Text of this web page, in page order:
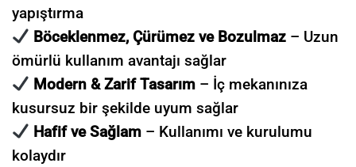
yapıştırma
Böceklenmez, Çürümez ve Bozulmaz– Uzun
ömürlü kullanım avantajı sağlar
Modern & Zarif Tasarım– İç mekanınıza
kusursuz bir şekilde uyum sağlar
Hafif ve Sağlam– Kullanımı ve kurulumu
kolaydır